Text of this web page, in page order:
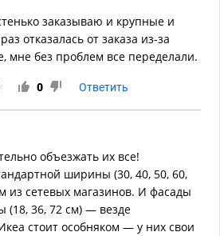
заказываю и крупные и
отказалась от заказа из-за
мне без проблем все переделали.
0 Ответить
объезжать их все!
ширины (30, 40, 50, 60,
из сетевых магазинов. И фасады
(18, 36, 72 см) — везде
стоит особняком — у них свои